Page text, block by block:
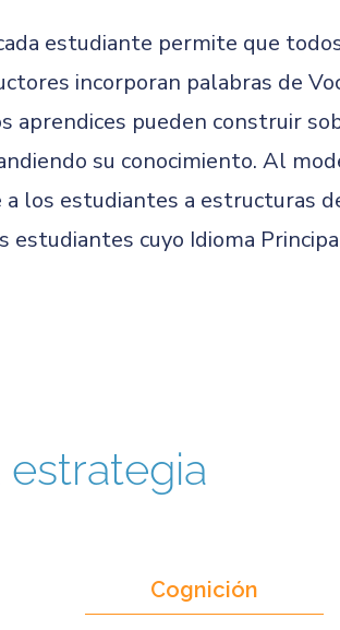
estudiante permite que
incorporan palabras de
aprendices pueden construir
su conocimiento. Al
los estudiantes a estructuras
cuyo Idioma
estrategia
Cognición